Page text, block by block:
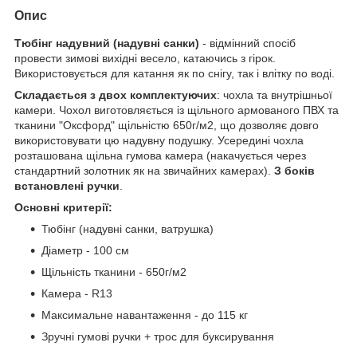
Опис
Тюбінг надувний (надувні санки) - відмінний спосіб
провести зимові вихідні весело, катаючись з гірок.
Використовується для катання як по снігу, так і влітку по воді.
Складається з двох комплектуючих: чохла та внутрішньої
камери. Чохол виготовляється із щільного армованого ПВХ та
тканини "Оксфорд" щільністю 650г/м2 , що дозволяє довго
використовувати цю надувну подушку. Усередині чохла
розташована щільна гумова камера (накачується через
стандартний золотник як на звичайних камерах). З боків
встановлені ручки
Основні критерії:
Тюбінг (надувні санки, ватрушка)
Діаметр - 100 см
Щільність тканини - 650г/м2
Камера - R13
Максимальне навантаження - до 115 кг
Зручні гумові ручки + трос для буксирування